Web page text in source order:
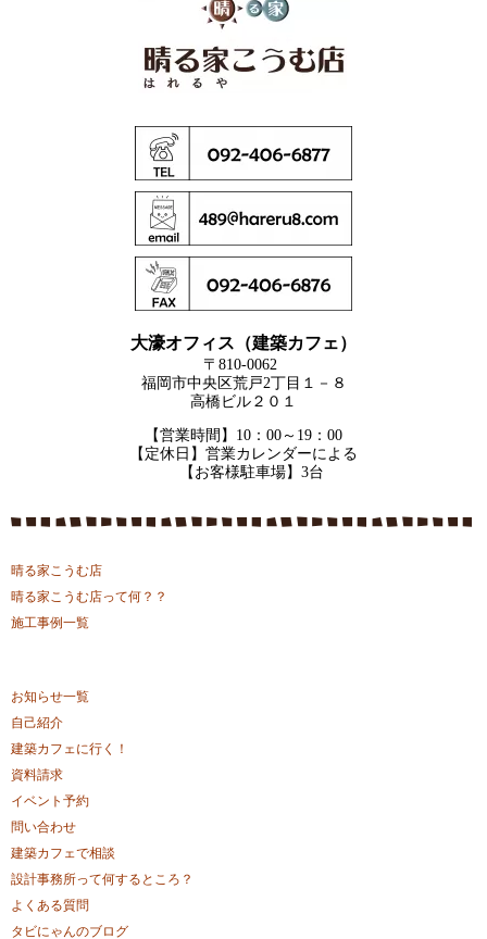
大濠オフィス（建築カフェ）
〒810-0062
福岡市中央区荒戸2丁目１－８
高橋ビル２０１
【営業時間】10：00～19：00
【定休日】営業カレンダーによる
【お客様駐車場】3台
晴る家こうむ店
晴る家こうむ店って何？？
施工事例一覧
お知らせ一覧
自己紹介
建築カフェに行く！
資料請求
イベント予約
問い合わせ
建築カフェで相談
設計事務所って何するところ？
よくある質問
タビにゃんのブログ